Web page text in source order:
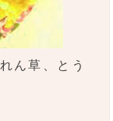
ん草、とう